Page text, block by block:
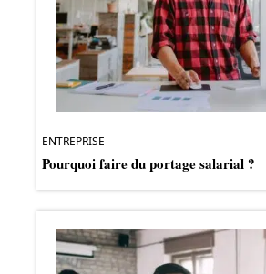
ENTREPRISE
Pourquoi faire du portage salarial ?